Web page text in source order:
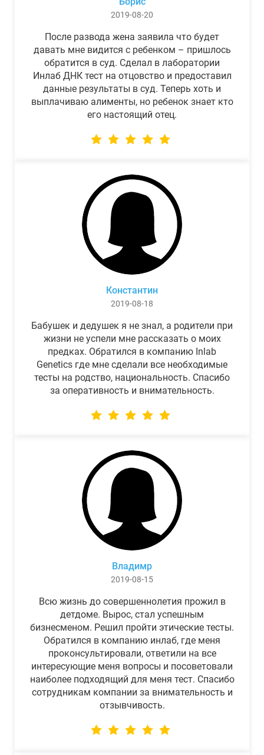
2019-08-20
После развода жена заявила что будет
давать мне видится с ребенком – пришлось
обратится в суд. Сделал в лаборатории
Инлаб ДНК тест на отцовство и предоставил
данные результаты в суд. Теперь хоть и
выплачиваю алименты, но ребенок знает кто
его настоящий отец.
Константин
2019-08-18
Бабушек и дедушек я не знал, а родители при
жизни не успели мне рассказать о моих
предках. Обратился в компанию Inlab
Genetics где мне сделали все необходимые
тесты на родство, национальность. Спасибо
за оперативность и внимательность.
Владимр
2019-08-15
Всю жизнь до совершеннолетия прожил в
детдоме. Вырос, стал успешным
бизнесменом. Решил пройти этические тесты.
Обратился в компанию инлаб, где меня
проконсультировали, ответили на все
интересующие меня вопросы и посоветовали
наиболее подходящий для меня тест. Спасибо
сотрудникам компании за внимательность и
отзывчивость.